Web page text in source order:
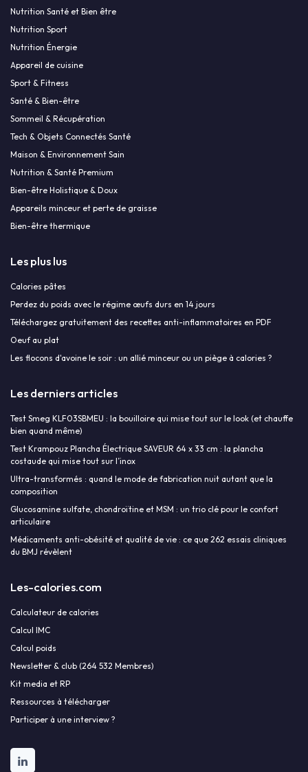
Nutrition Santé et Bien être
Nutrition Sport
Nutrition Énergie
Appareil de cuisine
Sport & Fitness
Santé & Bien-être
Sommeil & Récupération
Tech & Objets Connectés Santé
Maison & Environnement Sain
Nutrition & Santé Premium
Bien-être Holistique & Doux
Appareils minceur et perte de graisse
Bien-être thermique
Les plus lus
Calories pâtes
Perdez du poids avec le régime œufs durs en 14 jours
Téléchargez gratuitement des recettes anti-inflammatoires en PDF
Oeuf au plat
Les flocons d'avoine le soir : un allié minceur ou un piège à calories ?
Les derniers articles
Test Smeg KLF03SBMEU : la bouilloire qui mise tout sur le look (et chauffe
bien quand même)
Test Krampouz Plancha Électrique SAVEUR 64 x 33 cm : la plancha
costaude qui mise tout sur l’inox
Ultra-transformés : quand le mode de fabrication nuit autant que la
composition
Glucosamine sulfate, chondroïtine et MSM : un trio clé pour le confort
articulaire
Médicaments anti-obésité et qualité de vie : ce que 262 essais cliniques
du BMJ révèlent
Les-calories.com
Calculateur de calories
Calcul IMC
Calcul poids
Newsletter & club (264 532 Membres)
Kit media et RP
Ressources à télécharger
Participer à une interview ?